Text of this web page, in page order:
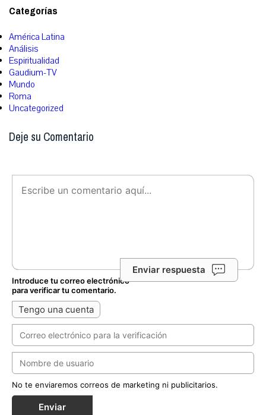
Categorías
América Latina
Análisis
Espiritualidad
Gaudium-TV
Mundo
Roma
Uncategorized
Deje su Comentario
Enviar respuesta
Introduce tu correo electrónico
para verificar tu comentario.
Tengo una cuenta
No te enviaremos correos de marketing ni publicitarios.
Enviar